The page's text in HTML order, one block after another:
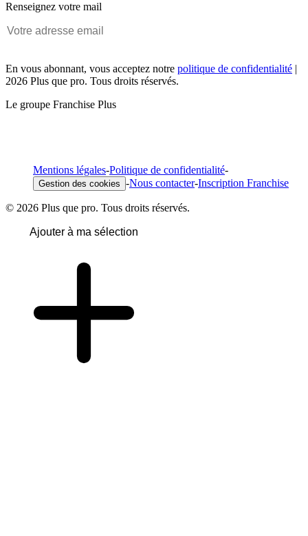
Renseignez votre mail
En vous abonnant, vous acceptez notre politique de confidentialité |
2026 Plus que pro. Tous droits réservés.
Le groupe Franchise Plus
Mentions légales-Politique de confidentialité-
Gestion des cookies -Nous contacter-Inscription Franchise
© 2026 Plus que pro. Tous droits réservés.
Ajouter à ma sélection